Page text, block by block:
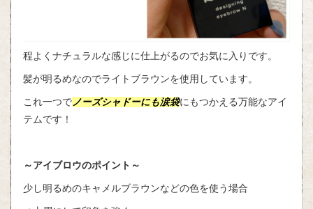
程よくナチュラルな感じに仕上がるのでお気に入りです。
髪が明るめなのでライトブラウンを使用しています。
これ一つでノーズシャドーにも涙袋にもつかえる万能なアイ
テムです！
～アイブロウのポイント～
少し明るめのキャメルブラウンなどの色を使う場合